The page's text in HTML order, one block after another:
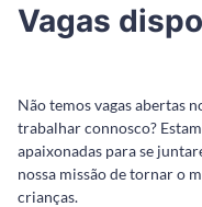
Vagas
Não temos vagas abertas
trabalhar connosco?
apaixonadas para se
nossa missão de tornar o
crianças.